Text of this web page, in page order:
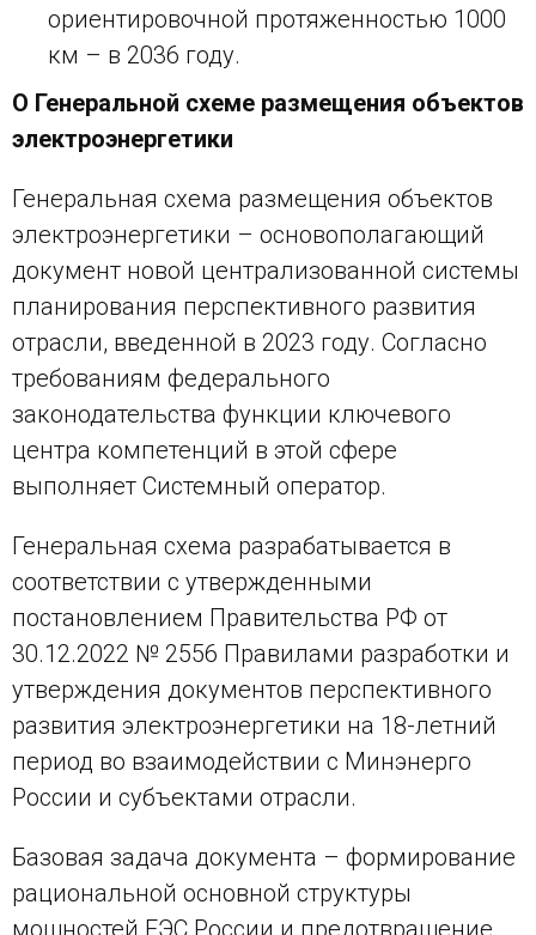
ориентировочной протяженностью 1000
км – в 2036 году.
О Генеральной схеме размещения объектов
электроэнергетики
Генеральная схема размещения объектов
электроэнергетики – основополагающий
документ новой централизованной системы
планирования перспективного развития
отрасли, введенной в 2023 году. Согласно
требованиям федерального
законодательства функции ключевого
центра компетенций в этой сфере
выполняет Системный оператор.
Генеральная схема разрабатывается в
соответствии с утвержденными
постановлением Правительства РФ от
30.12.2022 № 2556 Правилами разработки и
утверждения документов перспективного
развития электроэнергетики на 18-летний
период во взаимодействии с Минэнерго
России и субъектами отрасли.
Базовая задача документа – формирование
рациональной основной структуры
мощностей ЕЭС России и предотвращение